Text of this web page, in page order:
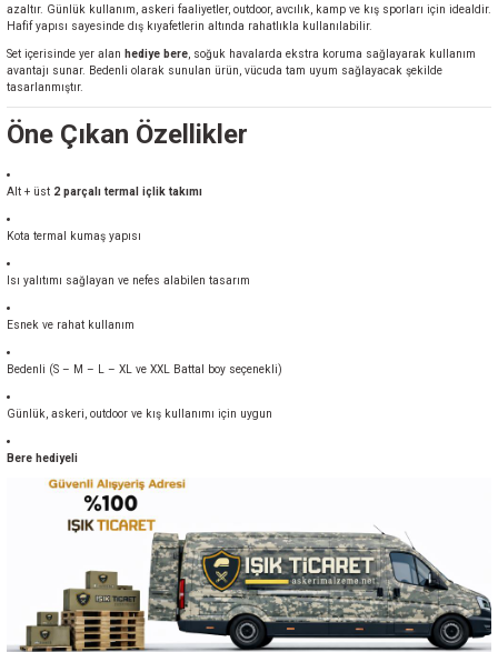
azaltır. Günlük kullanım, askeri faaliyetler, outdoor, avcılık, kamp ve kış sporları için idealdir.
Hafif yapısı sayesinde dış kıyafetlerin altında rahatlıkla kullanılabilir.
Set içerisinde yer alan hediye bere , soğuk havalarda ekstra koruma sağlayarak kullanım
avantajı sunar. Bedenli olarak sunulan ürün, vücuda tam uyum sağlayacak şekilde
tasarlanmıştır.
Öne Çıkan Özellikler
Alt + üst 2 parçalı termal içlik takımı
Kota termal kumaş yapısı
Isı yalıtımı sağlayan ve nefes alabilen tasarım
Esnek ve rahat kullanım
Bedenli (S – M – L – XL ve XXL Battal boy seçenekli)
Günlük, askeri, outdoor ve kış kullanımı için uygun
Bere hediyeli